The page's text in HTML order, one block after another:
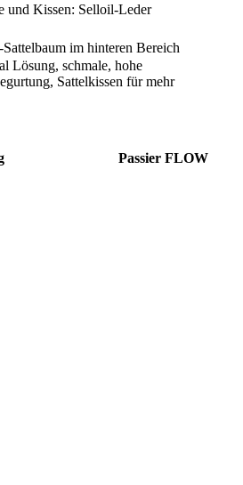
und Kissen: Selloil-Leder
Sattelbaum im hinteren Bereich
Lösung, schmale, hohe
Sattelkissen für mehr
Ehning Passier FLOW